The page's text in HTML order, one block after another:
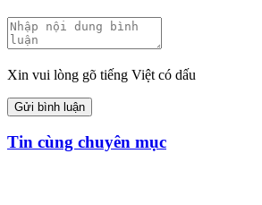
Xin vui lòng gõ tiếng Việt có dấu
Gửi bình luận
Tin cùng chuyên mục